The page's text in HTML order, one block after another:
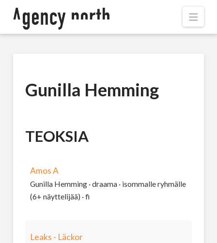
Gunilla Hemming
TEOKSIA
Amos A
Gunilla Hemming · draama · isommalle ryhmälle
(6+ näyttelijää) · fi
Leaks - Läckor